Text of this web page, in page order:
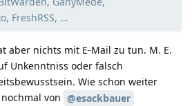
FreshRSS, …
aber nichts mit E-Mail zu tun. M. E.
Unkenntniss oder falsch
Wie schon weiter
von @esackbauer